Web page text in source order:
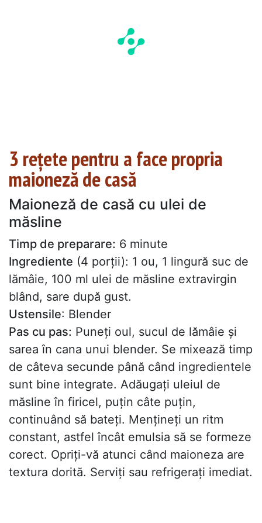
3 rețete pentru a face propria
maioneză de casă
Maioneză de casă cu ulei de
măsline
Timp de preparare: 6 minute
Ingrediente (4 porții): 1 ou, 1 lingură suc de
lămâie, 100 ml ulei de măsline extravirgin
blând, sare după gust.
Ustensile: Blender
Pas cu pas: Puneți oul, sucul de lămâie și
sarea în cana unui blender. Se mixează timp
de câteva secunde până când ingredientele
sunt bine integrate. Adăugați uleiul de
măsline în firicel, puțin câte puțin,
continuând să bateți. Mențineți un ritm
constant, astfel încât emulsia să se formeze
corect. Opriți-vă atunci când maioneza are
textura dorită. Serviți sau refrigerați imediat.